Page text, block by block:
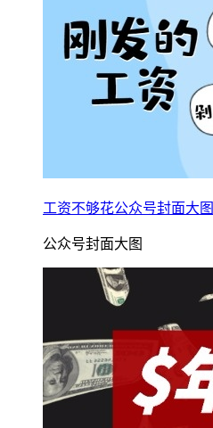
工资不够花公众号封面大图
公众号封面大图